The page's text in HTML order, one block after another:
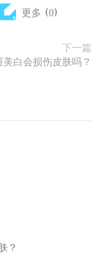
更多 (0)
下一篇
美白会损伤皮肤吗？
？